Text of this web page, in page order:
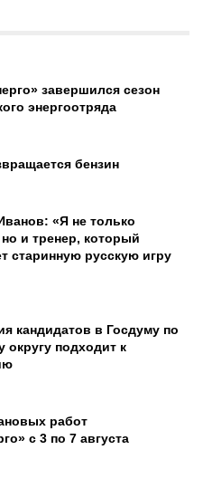
завершился сезон
энергоотряда
бензин
«Я не только
но и тренер, который
старинную русскую игру
кандидатов в Госдуму по
округу подходит к
работ
с 3 по 7 августа